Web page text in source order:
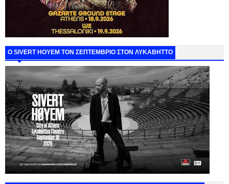
Ο SIVERT HOYEM ΤΟΝ ΣΕΠΤΕΜΒΡΙΟ ΣΤΟΝ ΛΥΚΑΒΗΤΤΟ